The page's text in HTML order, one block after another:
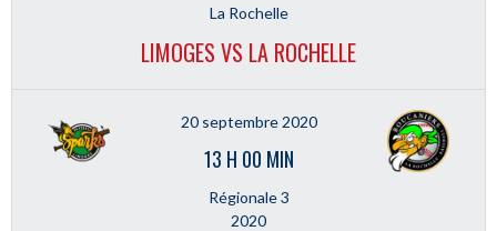
La Rochelle
LIMOGES VS LA ROCHELLE
20 septembre 2020
13 H 00 MIN
Régionale 3
2020